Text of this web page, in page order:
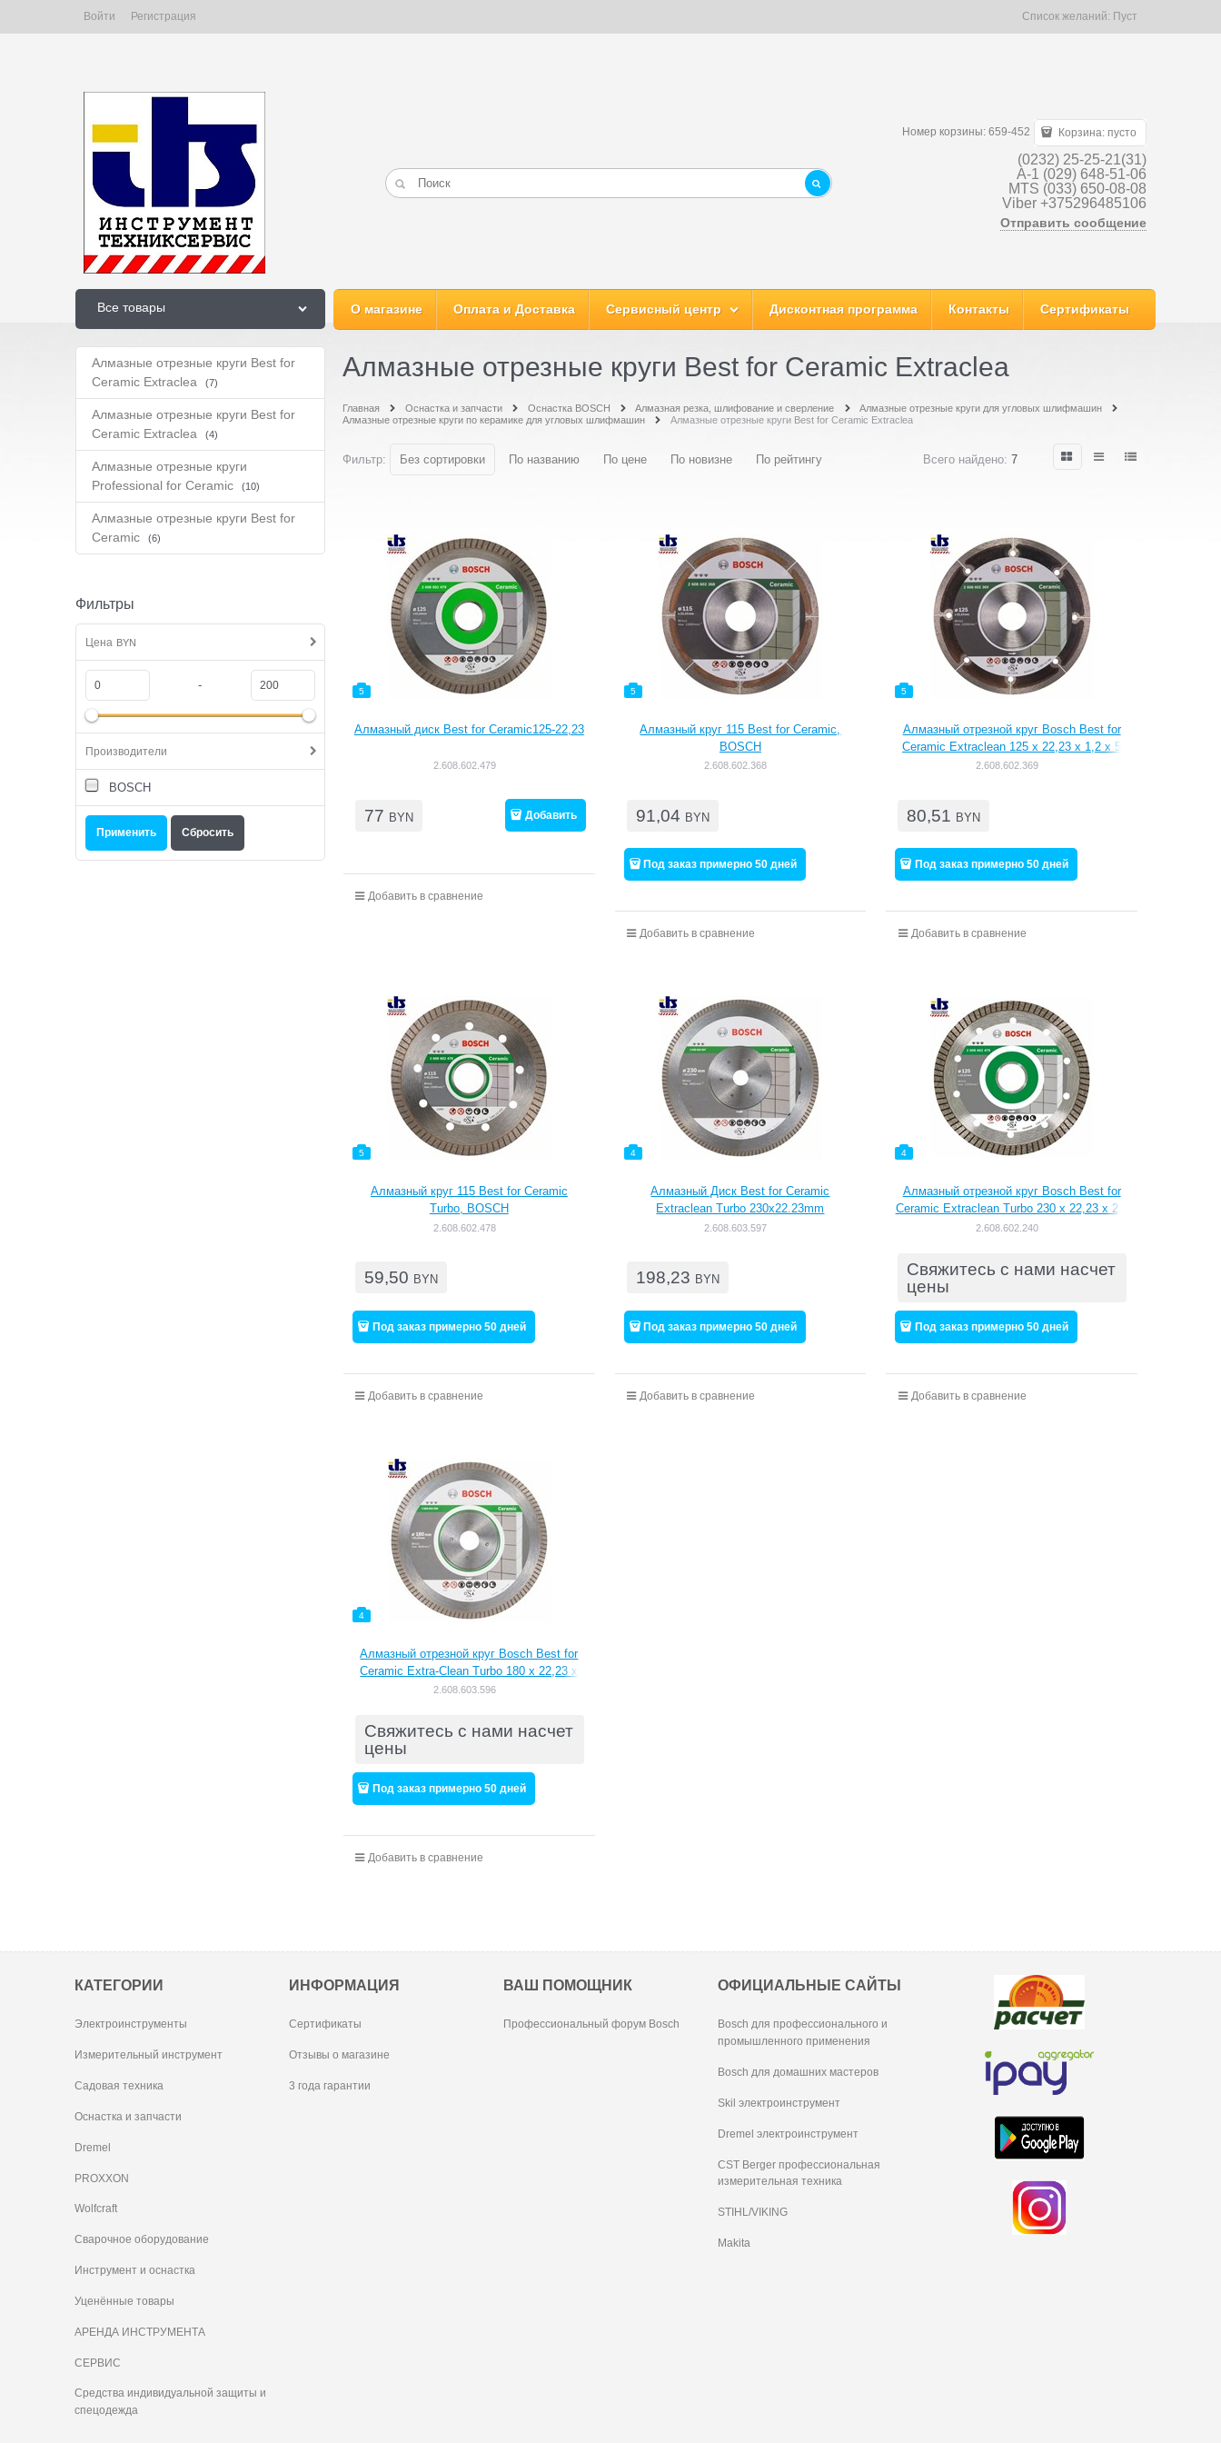
Войти Регистрация Список желаний: Пуст
Номер корзины: 659-452 Корзина: пусто
(0232) 25-25-21(31)
A-1 (029) 648-51-06
MTS (033) 650-08-08
Viber +375296485106
Отправить сообщение
Все товары О магазине Оплата и Доставка Сервисный центр Дисконтная программа Контакты Сертификаты
Алмазные отрезные круги Best for
Ceramic Extraclea
(7)
Алмазные отрезные круги Best for
Ceramic Extraclea
(4)
Алмазные отрезные круги
Professional for Ceramic
(10)
Алмазные отрезные круги Best for
Ceramic
(6)
Фильтры
Цена BYN
-
Производители
BOSCH
Алмазные отрезные круги Best for Ceramic Extraclea
Главная Оснастка и запчасти Оснастка BOSCH Алмазная резка, шлифование и сверление
Алмазные отрезные круги для угловых шлифмашин
Алмазные отрезные круги по керамике для угловых шлифмашин
Алмазные отрезные круги Best for Ceramic Extraclea
Фильтр: Без сортировки По названию По цене По новизне По рейтингу Всего найдено: 7
5
Алмазный диск Best for Ceramic125-22,23
2.608.602.479
77 BYN Добавить
Добавить в сравнение
5
Алмазный круг 115 Best for Ceramic,
BOSCH
2.608.602.368
91,04 BYN
Под заказ примерно 50 дней
Добавить в сравнение
5
Алмазный отрезной круг Bosch Best for
Ceramic Extraclean 125 x 22,23 x 1,2 x 5
mm [2608602369]
2.608.602.369
80,51 BYN
Под заказ примерно 50 дней
Добавить в сравнение
5
Алмазный круг 115 Best for Ceramic
Turbo, BOSCH
2.608.602.478
59,50 BYN
Под заказ примерно 50 дней
Добавить в сравнение
4
Алмазный Диск Best for Ceramic
Extraclean Turbo 230x22.23mm
2.608.603.597
198,23 BYN
Под заказ примерно 50 дней
Добавить в сравнение
4
Алмазный отрезной круг Bosch Best for
Ceramic Extraclean Turbo 230 x 22,23 x 2,8
x 10 mm [2608602240]
2.608.602.240
Свяжитесь с нами насчет
цены
Под заказ примерно 50 дней
Добавить в сравнение
4
Алмазный отрезной круг Bosch Best for
Ceramic Extra-Clean Turbo 180 x 22,23 x
1,6 x 7 mm [2608603596]
2.608.603.596
Свяжитесь с нами насчет
цены
Под заказ примерно 50 дней
Добавить в сравнение
КАТЕГОРИИ
Электроинструменты
Измерительный инструмент
Садовая техника
Оснастка и запчасти
Dremel
PROXXON
Wolfcraft
Сварочное оборудование
Инструмент и оснастка
Уценённые товары
АРЕНДА ИНСТРУМЕНТА
СЕРВИС
Средства индивидуальной защиты и
спецодежда
ИНФОРМАЦИЯ
Сертификаты
Отзывы о магазине
3 года гарантии
ВАШ ПОМОЩНИК
Профессиональный форум Bosch
ОФИЦИАЛЬНЫЕ САЙТЫ
Bosch для профессионального и
промышленного применения
Bosch для домашних мастеров
Skil электроинструмент
Dremel электроинструмент
CST Berger профессиональная
измерительная техника
STIHL/VIKING
Makita